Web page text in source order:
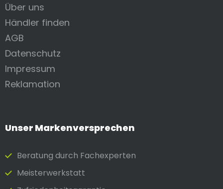
Über uns
Händler finden
AGB
Datenschutz
Impressum
Reklamation
Unser Markenversprechen
Beratung durch Fach­experten
Meister­werkstatt